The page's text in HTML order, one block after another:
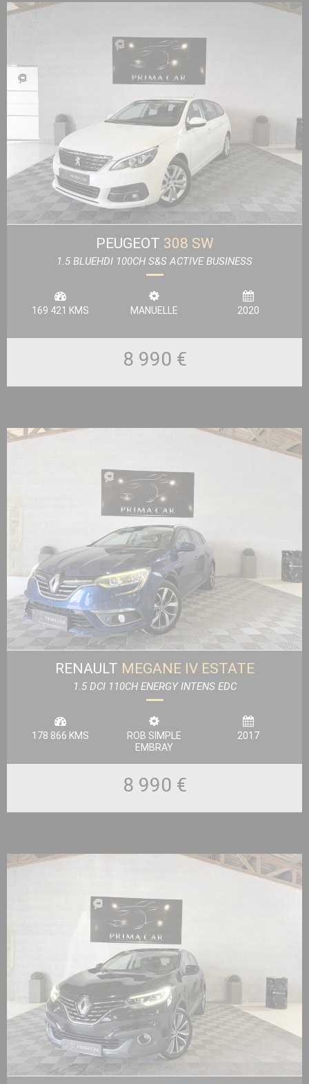
PEUGEOT 308 SW
1.5 BLUEHDI 100CH S&S ACTIVE BUSINESS
169 421 KMS MANUELLE 2020
8 990 €
RENAULT MEGANE IV ESTATE
1.5 DCI 110CH ENERGY INTENS EDC
178 866 KMS
ROB SIMPLE
EMBRAY
2017
8 990 €